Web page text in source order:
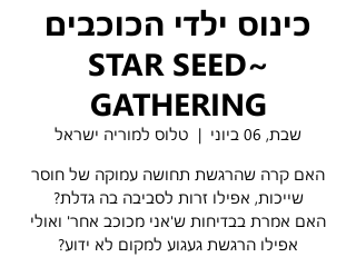
כינוס ילדי הכוכבים
~STAR SEED
GATHERING
שבת, 06 ביוני
  |
טלוס למוריה ישראל
האם קרה שהרגשת תחושה עמוקה של חוסר
האם אמרת בבדיחות ש'אני מכוכב אחר' ואולי